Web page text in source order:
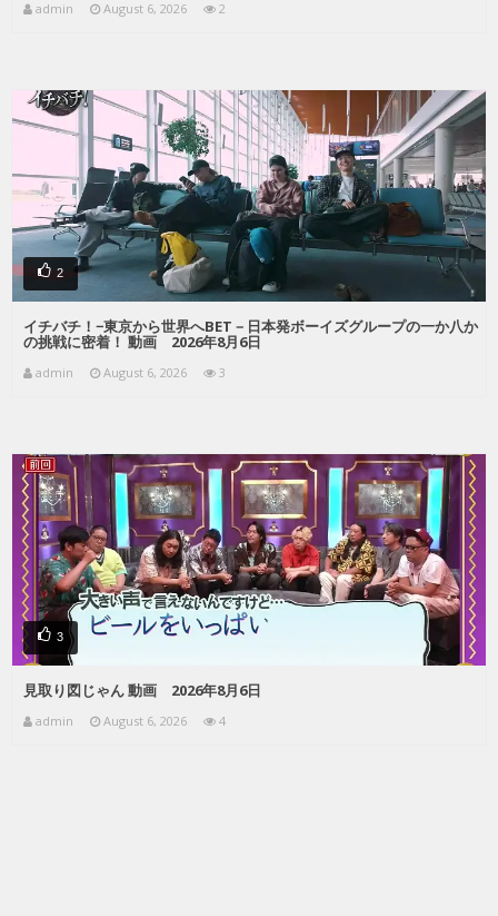
admin August 6, 2026 2
2
イチバチ！−東京から世界へBET－日本発ボーイズグループの一か八か
の挑戦に密着！ 動画 2026年8月6日
admin August 6, 2026 3
3
見取り図じゃん 動画 2026年8月6日
admin August 6, 2026 4